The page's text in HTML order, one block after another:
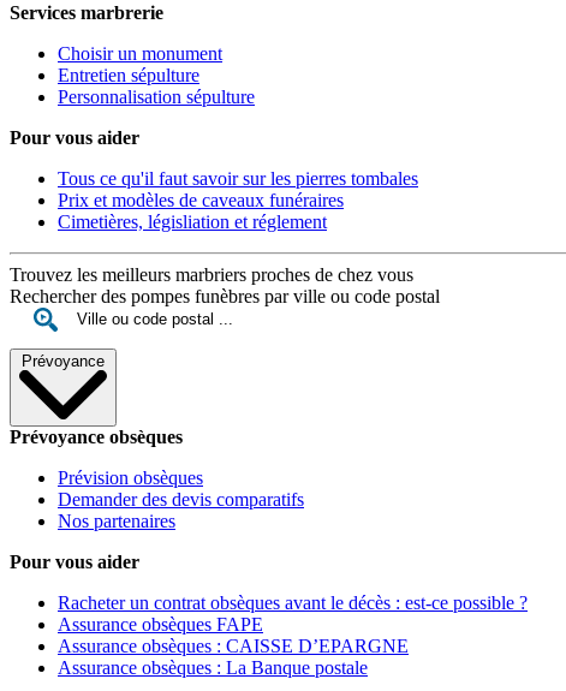
Services marbrerie
Choisir un monument
Entretien sépulture
Personnalisation sépulture
Pour vous aider
Tous ce qu'il faut savoir sur les pierres tombales
Prix et modèles de caveaux funéraires
Cimetières, législiation et réglement
Trouvez les meilleurs marbriers proches de chez vous
Rechercher des pompes funèbres par ville ou code postal
Prévoyance
Prévoyance obsèques
Prévision obsèques
Demander des devis comparatifs
Nos partenaires
Pour vous aider
Racheter un contrat obsèques avant le décès : est-ce possible ?
Assurance obsèques FAPE
Assurance obsèques : CAISSE D’EPARGNE
Assurance obsèques : La Banque postale